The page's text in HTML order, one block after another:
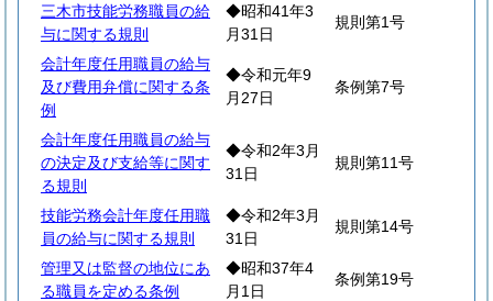
三木市技能労務職員の給
与に関する規則
◆昭和41年3
月31日
規則第1号
会計年度任用職員の給与
及び費用弁償に関する条
例
◆令和元年9
月27日
条例第7号
会計年度任用職員の給与
の決定及び支給等に関す
る規則
◆令和2年3月
31日
規則第11号
技能労務会計年度任用職
員の給与に関する規則
◆令和2年3月
31日
規則第14号
管理又は監督の地位にあ
る職員を定める条例
◆昭和37年4
月1日
条例第19号